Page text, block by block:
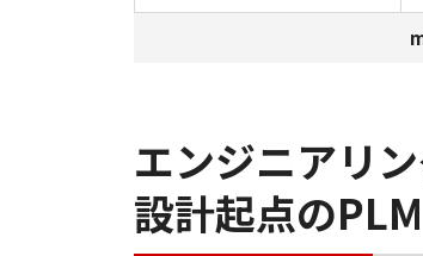
エンジニアリ
設計起点の